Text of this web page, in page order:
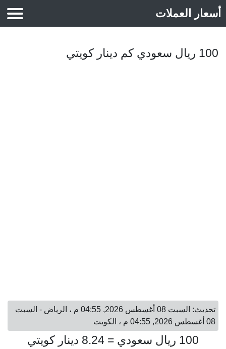
أسعار العملات
100 ريال سعودي كم دينار كويتي
تحديث: السبت 08 أغسطس 2026, 04:55 م ، الرياض - السبت
08 أغسطس 2026, 04:55 م ، الكويت
100 ريال سعودي = 8.24 دينار كويتي